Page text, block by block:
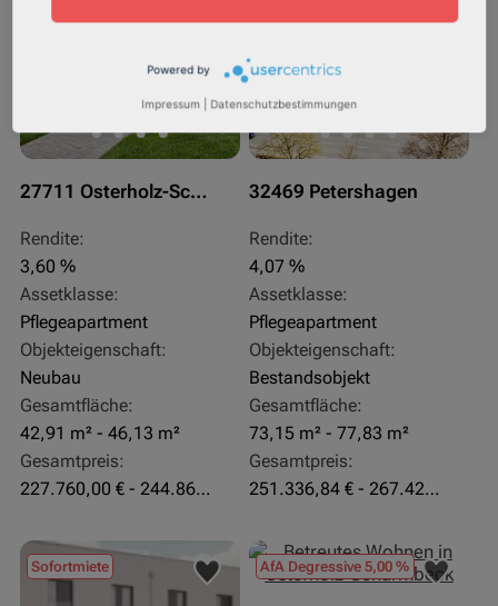
27711 Osterholz-Scharmbeck
Rendite:
3,60 %
Assetklasse:
Pflegeapartment
Objekteigenschaft:
Neubau
Gesamtfläche:
42,91 m² - 46,13 m²
Gesamtpreis:
227.760,00 € - 244.860,00 €
32469 Petershagen
Rendite:
4,07 %
Assetklasse:
Pflegeapartment
Objekteigenschaft:
Bestandsobjekt
Gesamtfläche:
73,15 m² - 77,83 m²
Gesamtpreis:
251.336,84 € - 267.420,00 €
Sofortmiete AfA Degressive 5,00 %
Powered by
Impressum Datenschutzbestimmungen